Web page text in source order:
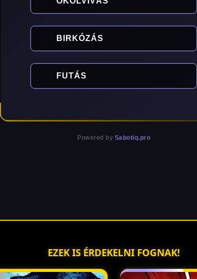
BIRKÓZÁS
FUTÁS
Powered by Sabotiq.pro
EZEK IS ÉRDEKELNI FOGNAK!